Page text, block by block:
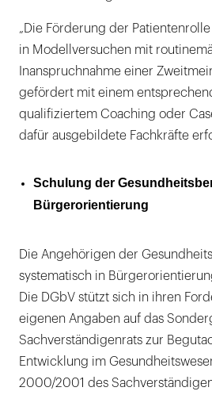
„Die Förderung der
in Modellversuchen mit
Inanspruchnahme einer
gefördert mit einem
qualifiziertem Coaching oder
dafür ausgebildete Fachkräfte
Schulung der
Bürgerorientierung
Die Angehörigen der
systematisch in
Die DGbV stützt sich in ihren
eigenen Angaben auf das
Sachverständigenrats zur
Entwicklung im
2000/2001 des